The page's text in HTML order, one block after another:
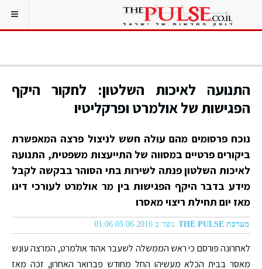
התנועה לאיכות השלטון: לחקור היקף
הפגישות של אולמרט ופרקליטיו
נוכח פרסומים מהם עולה חשש לניצול פרצה המאפשרת
ביקורים פרטיים במסווה של התייעצות משפטית, התנועה
לאיכות השלטון פנתה לשירות בתי הסוהר בבקשה לקבל
מידע בדבר היקף הפגישות בין מר אולמרט לעורכי דינו
מאז יום תחילת ריצוי מאסרו
מערכת THE PULSE נוצר ב 05.06.2016 01:06
לאחרונה פורסם כי ראש הממשלה לשעבר אהוד אולמרט, המרצה עונש
מאסר בבית הכלא מעשיהו החל מחודש פברואר האחרון, זכה מאז